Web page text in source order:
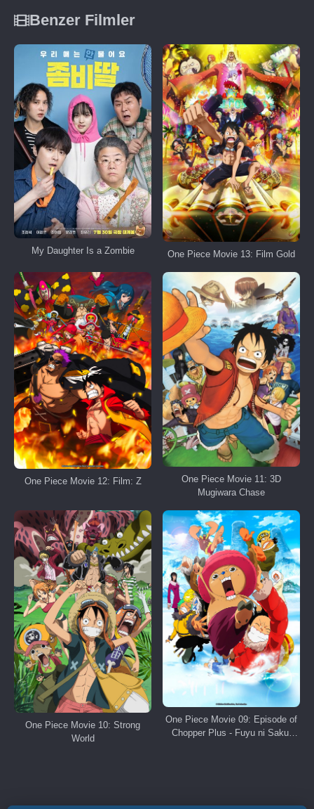
Benzer Filmler
My Daughter Is a Zombie One Piece Movie 13: Film Gold
One Piece Movie 12: Film: Z
One Piece Movie 11: 3D
Mugiwara Chase
One Piece Movie 10: Strong
World
One Piece Movie 09: Episode of
Chopper Plus - Fuyu ni Saku,